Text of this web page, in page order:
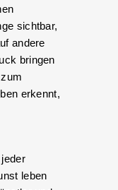
sichtbar,
andere
bringen
erkennt,
leben